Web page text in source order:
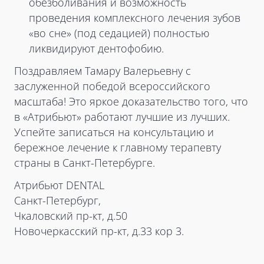
проведения комплексного лечения зубов
«во сне» (под седацией) полностью
ликвидируют дентофобию.
Поздравляем Тамару Валерьевну с
заслуженной победой всероссийского
масштаба! Это яркое доказательство того, что
в «Атрибьют» работают лучшие из лучших.
Успейте записаться на консультацию и
бережное лечение к главному терапевту
страны в Санкт-Петербурге.
Атрибьют DENTAL
Санкт-Петербург,
Чкаловский пр-кт, д.50
Новочеркасский пр-кт, д.33 кор 3.